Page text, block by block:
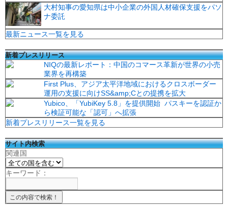
大村知事の愛知県は中小企業の外国人材確保支援をパソ
ナ委託
最新ニュース一覧を見る
新着プレスリリース
NIQの最新レポート：中国のコマース革新が世界の小売
業界を再構築
First Plus、アジア太平洋地域におけるクロスボーダー
運用の支援に向けSS&amp;Cとの提携を拡大
Yubico、「YubiKey 5.8」を提供開始 パスキーを認証か
ら検証可能な「認可」へ拡張
新着プレスリリース一覧を見る
サイト内検索
関連国
キーワード：